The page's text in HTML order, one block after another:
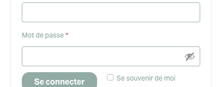
Mot de passe*Obligatoire
Se souvenir de moi
Se connecter